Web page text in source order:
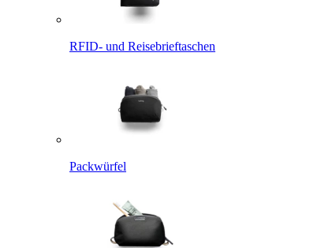
RFID- und Reisebrieftaschen
Packwürfel